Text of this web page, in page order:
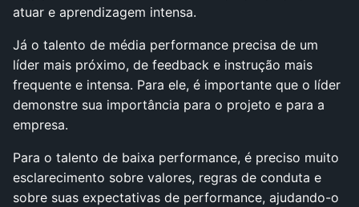
atuar e aprendizagem intensa.
Já o talento de média performance precisa de um
líder mais próximo, de feedback e instrução mais
frequente e intensa. Para ele, é importante que o líder
demonstre sua importância para o projeto e para a
empresa.
Para o talento de baixa performance, é preciso muito
esclarecimento sobre valores, regras de conduta e
sobre suas expectativas de performance, ajudando-o